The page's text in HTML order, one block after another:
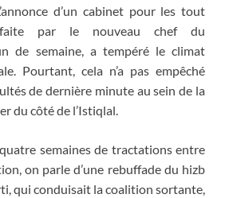
d’un cabinet pour les tout
faite par le nouveau chef du
de semaine, a tempéré le climat
Pourtant, cela n’a pas empêché
de dernière minute au sein de la
du côté de l’Istiqlal.
semaines de tractations entre
on parle d’une rebuffade du hizb
qui conduisait la coalition sortante,